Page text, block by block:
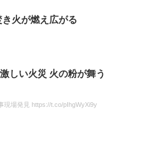
火が燃え広がる
しい火災 火の粉が舞う
現場発見 https://t.co/pIhgWyXi9y